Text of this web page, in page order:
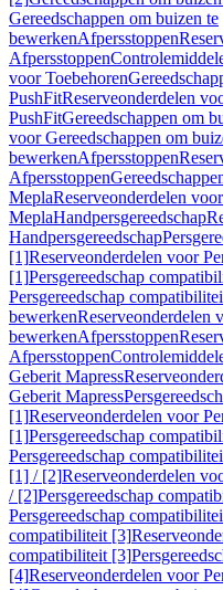
Gereedschappen om buizen te
bewerkenAfpersstoppen
Afpersstoppen
voor Toebehoren
PushFitReserveonderdelen
PushFitGereedschappen om
voor Gereedschappen om
bewerkenAfpersstoppen
Afpersstoppen
MeplaReserveonderdelen
MeplaHandpersgereedschap
Handpersgereedschap
[1]Reserveonderdelen voor
[1]Persgereedschap
Persgereedschap
bewerkenReserveonderdelen
bewerkenAfpersstoppen
Afpersstoppen
Geberit Mapress
Geberit Mapress
[1]Reserveonderdelen voor
[1]Persgereedschap
Persgereedschap
[1] / [2]Reserveonderdelen
/ [2]Persgereedschap
Persgereedschap
compatibiliteit [3]
compatibiliteit [3]
[4]Reserveonderdelen voor